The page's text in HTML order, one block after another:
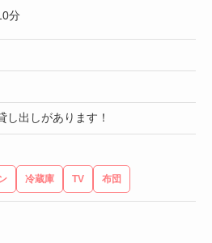
分
し出しがあります！
冷蔵庫 TV 布団